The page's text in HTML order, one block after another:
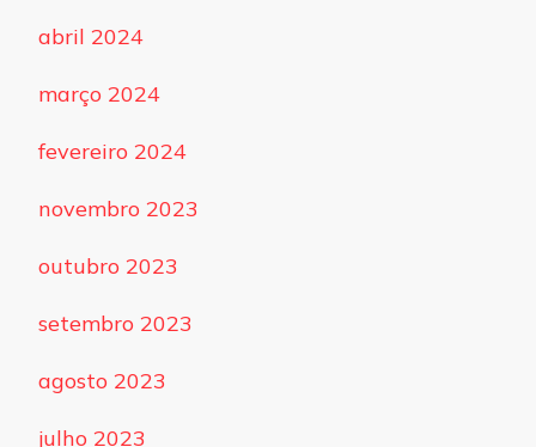
abril 2024
março 2024
fevereiro 2024
novembro 2023
outubro 2023
setembro 2023
agosto 2023
julho 2023